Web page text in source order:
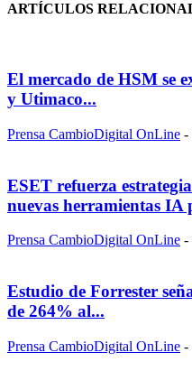
ARTÍCULOS
El mercado de HSM se
y Utimaco...
Prensa CambioDigital OnLine -
ESET refuerza
nuevas herramientas IA
Prensa CambioDigital OnLine -
Estudio de Forrester
de 264% al...
Prensa CambioDigital OnLine -